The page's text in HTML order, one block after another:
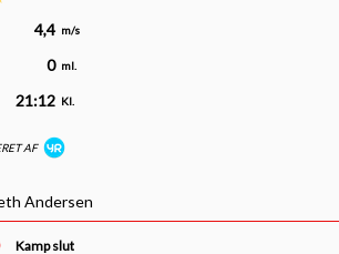
4,4 m/s
0 ml.
21:12 Kl.
AF
Andersen
Kamp slut